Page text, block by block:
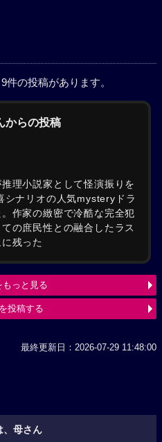
9件の投稿があります。
からの投稿
理小説家として怪演振りを
シナリオの人気mysteryドラ
作家の緻密で冷酷な完全犯
の庶民性との融合したラス
残った
もっと見る
投稿する
最終更新日：2026-07-29 11:48:00
、母さん